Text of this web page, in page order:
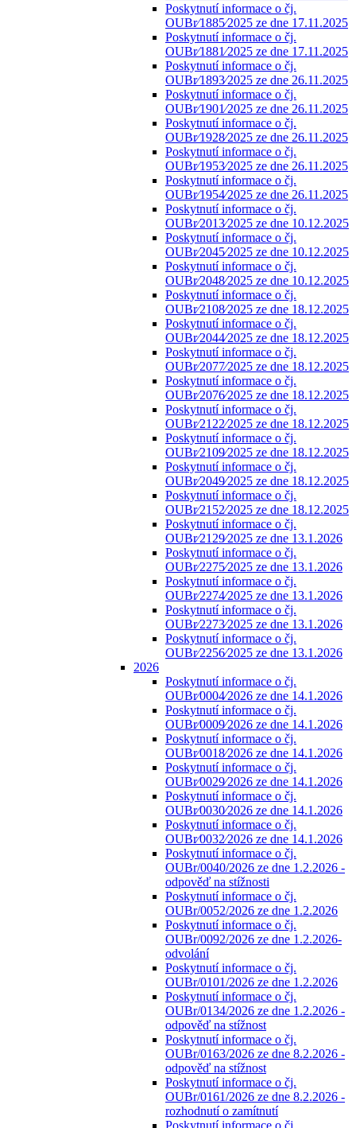
Poskytnutí informace o čj.
OUBr⁄1885⁄2025 ze dne 17.11.2025
Poskytnutí informace o čj.
OUBr⁄1881⁄2025 ze dne 17.11.2025
Poskytnutí informace o čj.
OUBr⁄1893⁄2025 ze dne 26.11.2025
Poskytnutí informace o čj.
OUBr⁄1901⁄2025 ze dne 26.11.2025
Poskytnutí informace o čj.
OUBr⁄1928⁄2025 ze dne 26.11.2025
Poskytnutí informace o čj.
OUBr⁄1953⁄2025 ze dne 26.11.2025
Poskytnutí informace o čj.
OUBr⁄1954⁄2025 ze dne 26.11.2025
Poskytnutí informace o čj.
OUBr⁄2013⁄2025 ze dne 10.12.2025
Poskytnutí informace o čj.
OUBr⁄2045⁄2025 ze dne 10.12.2025
Poskytnutí informace o čj.
OUBr⁄2048⁄2025 ze dne 10.12.2025
Poskytnutí informace o čj.
OUBr⁄2108⁄2025 ze dne 18.12.2025
Poskytnutí informace o čj.
OUBr⁄2044⁄2025 ze dne 18.12.2025
Poskytnutí informace o čj.
OUBr⁄2077⁄2025 ze dne 18.12.2025
Poskytnutí informace o čj.
OUBr⁄2076⁄2025 ze dne 18.12.2025
Poskytnutí informace o čj.
OUBr⁄2122⁄2025 ze dne 18.12.2025
Poskytnutí informace o čj.
OUBr⁄2109⁄2025 ze dne 18.12.2025
Poskytnutí informace o čj.
OUBr⁄2049⁄2025 ze dne 18.12.2025
Poskytnutí informace o čj.
OUBr⁄2152⁄2025 ze dne 18.12.2025
Poskytnutí informace o čj.
OUBr⁄2129⁄2025 ze dne 13.1.2026
Poskytnutí informace o čj.
OUBr⁄2275⁄2025 ze dne 13.1.2026
Poskytnutí informace o čj.
OUBr⁄2274⁄2025 ze dne 13.1.2026
Poskytnutí informace o čj.
OUBr⁄2273⁄2025 ze dne 13.1.2026
Poskytnutí informace o čj.
OUBr⁄2256⁄2025 ze dne 13.1.2026
2026
Poskytnutí informace o čj.
OUBr⁄0004⁄2026 ze dne 14.1.2026
Poskytnutí informace o čj.
OUBr⁄0009⁄2026 ze dne 14.1.2026
Poskytnutí informace o čj.
OUBr⁄0018⁄2026 ze dne 14.1.2026
Poskytnutí informace o čj.
OUBr⁄0029⁄2026 ze dne 14.1.2026
Poskytnutí informace o čj.
OUBr⁄0030⁄2026 ze dne 14.1.2026
Poskytnutí informace o čj.
OUBr⁄0032⁄2026 ze dne 14.1.2026
Poskytnutí informace o čj.
OUBr/0040/2026 ze dne 1.2.2026 -
odpověď na stížnosti
Poskytnutí informace o čj.
OUBr/0052/2026 ze dne 1.2.2026
Poskytnutí informace o čj.
OUBr/0092/2026 ze dne 1.2.2026-
odvolání
Poskytnutí informace o čj.
OUBr/0101/2026 ze dne 1.2.2026
Poskytnutí informace o čj.
OUBr/0134/2026 ze dne 1.2.2026 -
odpověď na stížnost
Poskytnutí informace o čj.
OUBr/0163/2026 ze dne 8.2.2026 -
odpověď na stížnost
Poskytnutí informace o čj.
OUBr/0161/2026 ze dne 8.2.2026 -
rozhodnutí o zamítnutí
Poskytnutí informace o čj.